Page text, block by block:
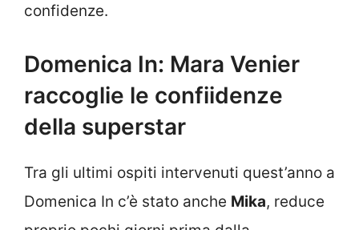
confidenze.
Domenica In: Mara Venier
raccoglie le confiidenze
della superstar
Tra gli ultimi ospiti intervenuti quest’anno a
Domenica In c’è stato anche Mika, reduce